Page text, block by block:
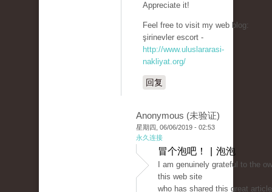
Appreciate it!
Feel free to visit my web blog:
şirinevler escort -
http://www.uluslararasi-
nakliyat.org/
回复
Anonymous (未验证)
星期四, 06/06/2019 - 02:53
永久连接
冒个泡吧！ | 泡泡
I am genuinely grateful to the
this web site
who has shared this great